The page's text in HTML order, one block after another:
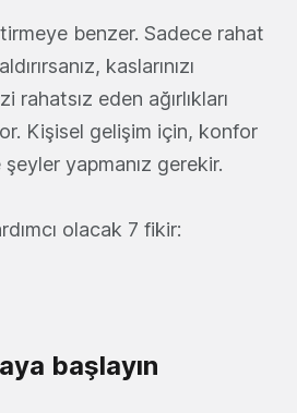
benzer. Sadece rahat
kaslarınızı
rahatsız eden ağırlıkları
Kişisel gelişim için, konfor
yapmanız gerekir.
olacak 7 fikir:
başlayın